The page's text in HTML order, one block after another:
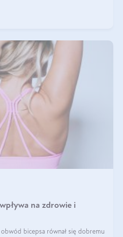
na zdrowie i
bicepsa równał się dobremu